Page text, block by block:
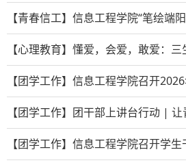
【团学工作】信息工程学院召开学